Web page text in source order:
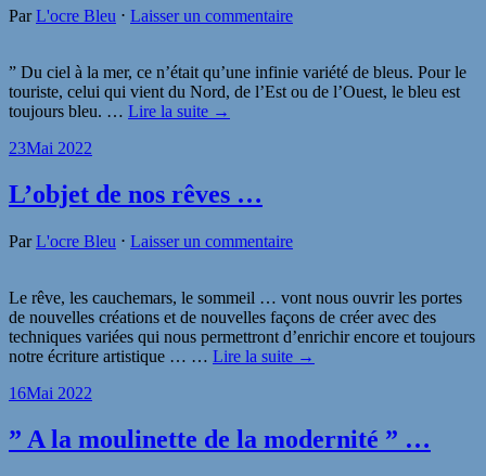
ParL'ocre Bleu ⋅ Laisser un commentaire
” Du ciel à la mer, ce n’était qu’une infinie variété de bleus. Pour le
touriste, celui qui vient du Nord, de l’Est ou de l’Ouest, le bleu est
toujours bleu. … Lire la suite →
23Mai 2022
L’objet de nos rêves …
ParL'ocre Bleu ⋅ Laisser un commentaire
Le rêve, les cauchemars, le sommeil … vont nous ouvrir les portes
de nouvelles créations et de nouvelles façons de créer avec des
techniques variées qui nous permettront d’enrichir encore et toujours
notre écriture artistique … … Lire la suite →
16Mai 2022
” A la moulinette de la modernité ” …